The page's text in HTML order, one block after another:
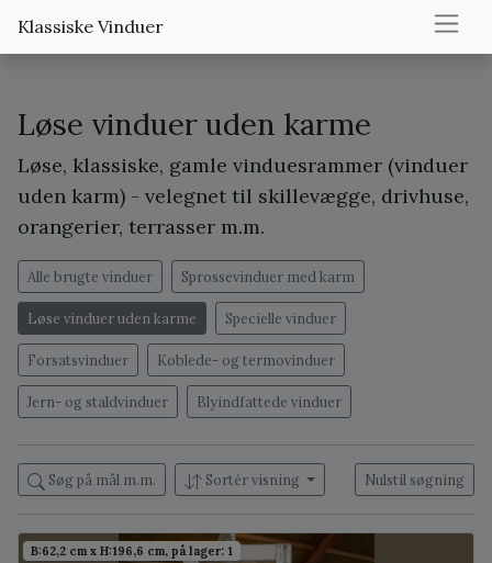
Klassiske Vinduer
Løse vinduer uden karme
Løse, klassiske, gamle vinduesrammer (vinduer
uden karm) - velegnet til skillevægge, drivhuse,
orangerier, terrasser m.m.
Alle brugte vinduer Sprossevinduer med karm
Løse vinduer uden karme Specielle vinduer
Forsatsvinduer Koblede- og termovinduer
Jern- og staldvinduer Blyindfattede vinduer
Søg på mål m.m. Sortér visning Nulstil søgning
B:62,2 cm x H:196,6 cm, på lager: 1